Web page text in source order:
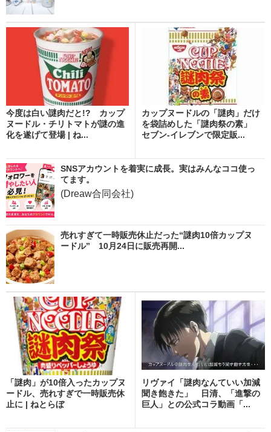
今度は白い謎肉だと!? カップ
ヌードル・チリトマトが謎の進
化を遂げて登場 | ね...
カップヌードルの「謎肉」だけ
を袋詰めした「謎肉祭の素」
セブン‐イレブンで限定販...
SNSアカウントを着実に成長。実はみんなココ使っ
てます。
(Dreaw合同会社)
売れすぎて一時販売休止だった“謎肉10倍カップヌ
ードル” 10月24日に販売再開...
「謎肉」が10倍入ったカップヌ
ードル、売れすぎで一時販売休
止に | ねとらぼ
リヴァイ「謎肉なんていい加減
聞き飽きた」 日清、「進撃の
巨人」との公式コラ動画「...